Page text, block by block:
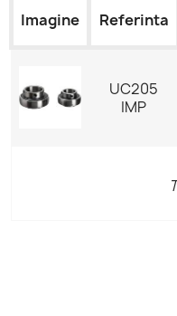
Imagine Referinta
UC205
IMP